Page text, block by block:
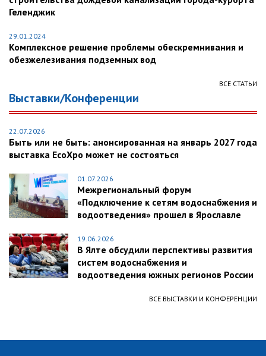
Геленджик
29.01.2024
Комплексное решение проблемы обескремнивания и
обезжелезивания подземных вод
ВСЕ СТАТЬИ
Выставки/Конференции
22.07.2026
Быть или не быть: анонсированная на январь 2027 года
выставка EcoXpo может не состояться
01.07.2026
Межрегиональный форум
«Подключение к сетям водоснабжения и
водоотведения» прошел в Ярославле
19.06.2026
В Ялте обсудили перспективы развития
систем водоснабжения и
водоотведения южных регионов России
ВСЕ ВЫСТАВКИ И КОНФЕРЕНЦИИ